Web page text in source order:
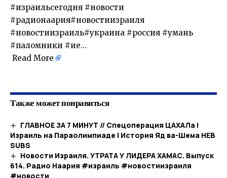
#израильсегодня #новости
#радионаария#новостиизраиля
#новостиизраиль#украина #россия #умань
#паломники #ие…
Read More
Также может понравиться
ГЛАВНОЕ ЗА 7 МИНУТ // Спецоперация ЦАХАЛа |
Израиль на Параолимпиаде | История Яд ва-Шема HEB
SUBS
Новости Израиля. УТРАТА У ЛИДЕРА ХАМАС. Выпуск
614. Радио Наария #израиль #новостиизраиля
#новости